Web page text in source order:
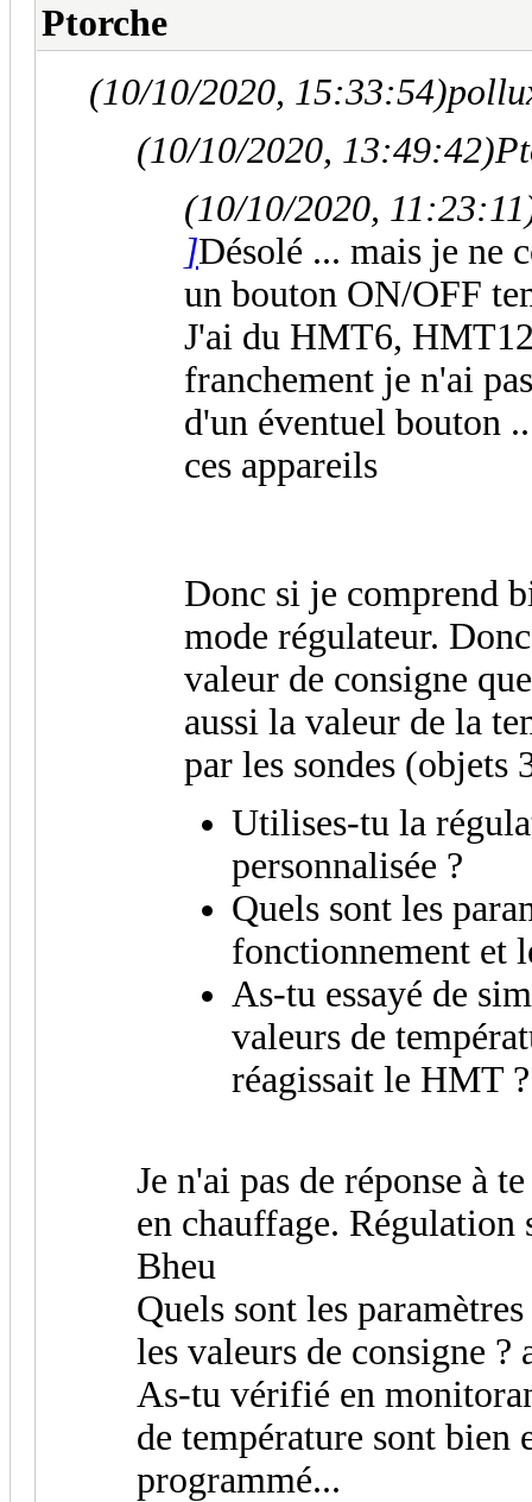
Ptorche
(10/10/2020, 15:33:54)
(10/10/2020, 13:49:42)
(10/10/2020,
]Désolé ... mais je ne
un bouton ON/OFF
J'ai du HMT6,
franchement je n'ai
d'un éventuel bouton
ces appareils
Donc si je comprend
mode régulateur.
valeur de consigne
aussi la valeur de la
par les sondes (objets
Utilises-tu la
personnalisée ?
Quels sont les
fonctionnement et
As-tu essayé de
valeurs de
réagissait le HMT ?
Je n'ai pas de réponse à
en chauffage. Régulation
Bheu
Quels sont les
les valeurs de consigne ?
As-tu vérifié en
de température sont bien
programmé...